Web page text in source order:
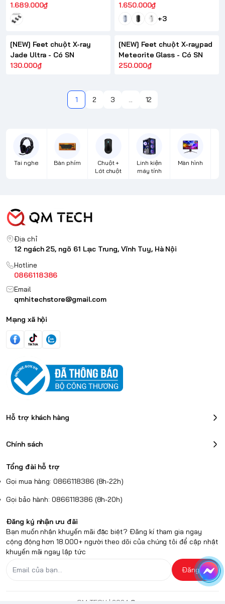
1.689.000₫
1.650.000₫
+3
[NEW] Feet chuột X-ray
Jade Ultra - Có SN
130.000₫
[NEW] Feet chuột X-raypad
Meteorite Glass - Có SN
250.000₫
1 2 3 ... 12
Tai nghe Bàn phím
Chuột +
Lót chuột
Linh kiện
máy tính
Màn hình
Địa chỉ
12 ngách 25, ngõ 61 Lạc Trung, Vĩnh Tuy, Hà Nội
Hotline
0866118386
Email
qmhitechstore@gmail.com
Mạng xã hội
Hỗ trợ khách hàng
Chính sách
Tổng đài hỗ trợ
Gọi mua hàng: 0866118386 (8h-22h)
Gọi bảo hành: 0866118386 (8h-20h)
Đăng ký nhận ưu đãi
Bạn muốn nhận khuyến mãi đặc biệt? Đăng kí tham gia ngay
cộng động hơn 18.000+ người theo dõi của chúng tôi để cập nhật
khuyến mãi ngay lập tức
Đăng ký